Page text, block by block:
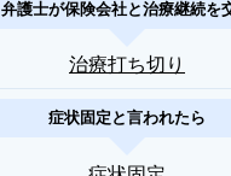
弁護士が保険会社と治療継続を
治療打ち切り
症状固定と言われたら